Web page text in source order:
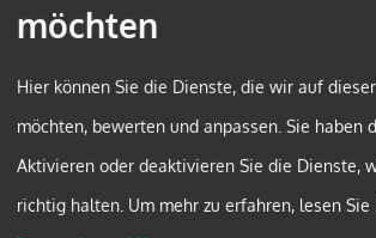
möchten
Hier können Sie die Dienste, die wir auf
möchten, bewerten und anpassen. Sie haben
Aktivieren oder deaktivieren Sie die Dienste,
richtig halten. Um mehr zu erfahren, lesen